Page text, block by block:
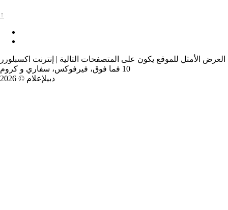
↑
العرض الأمثل للموقع يكون على المتصفحات التالية | إنترنت اكسبلورر
10 فما فوق، فيرفوكس، سفاري و كروم
دبيلإعلام © 2026